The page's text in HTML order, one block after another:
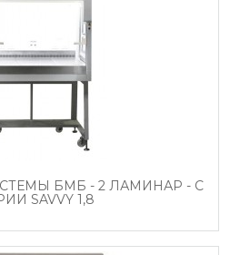
БМБ - 2 ЛАМИНАР - С
SAVVY 1,8